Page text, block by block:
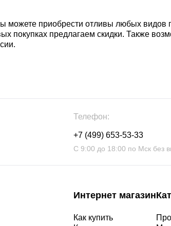
можете приобрести отливы любых
покупках предлагаем скидки. Также
Телефон:
+7 (499) 653-53-33
С 9:00 до 18:00 по Мск без
Интернет магазин
Как купить